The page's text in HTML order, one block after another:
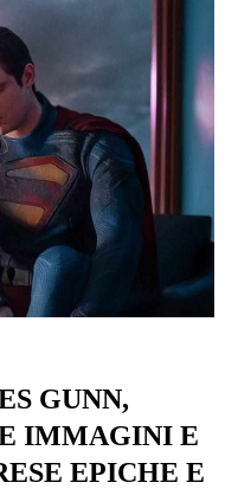
GUNN,
IMMAGINI E
EPICHE E